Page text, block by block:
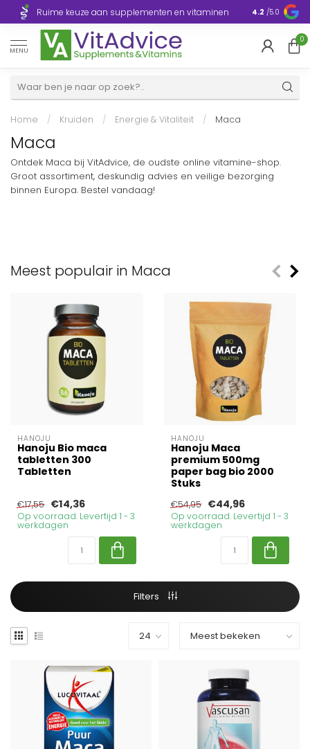
Ruime keuze aan supplementen en vitaminen Europa
4.2 /5.0
MENU
0
Home / Kruiden / Energie & Vitaliteit / Maca
Maca
Ontdek Maca bij VitAdvice, de oudste online vitamine-shop.
Groot assortiment, deskundig advies en veilige bezorging
binnen Europa. Bestel vandaag!
Meest populair in Maca
HANOJU
Hanoju Bio maca
tabletten 300
Tabletten
€17,55 €14,36
Op voorraad. Levertijd 1 - 3
werkdagen
HANOJU
Hanoju Maca
premium 500mg
paper bag bio 2000
Stuks
€54,95 €44,96
Op voorraad. Levertijd 1 - 3
werkdagen
Filters